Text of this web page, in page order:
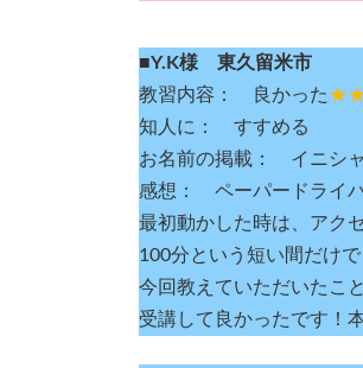
■Y.K様 東久留米市
教習内容： 良かった
知人に： すすめる
お名前の掲載： イニシ
感想： ペーパードライバ
最初動かした時は、アク
100分という短い間だけ
今回教えていただいたこ
受講して良かったです！